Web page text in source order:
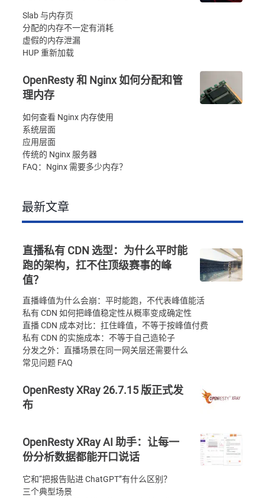
Slab 与内存页
分配的内存不一定有消耗
虚假的内存泄漏
HUP 重新加载
OpenResty 和 Nginx 如何分配和管
理内存
如何查看 Nginx 内存使用
系统层面
应用层面
传统的 Nginx 服务器
FAQ：Nginx 需要多少内存？
最新文章
直播私有 CDN 选型：为什么平时能
跑的架构，扛不住顶级赛事的峰
值？
直播峰值为什么会崩：平时能跑，不代表峰值能活
私有 CDN 如何把峰值稳定性从概率变成确定性
直播 CDN 成本对比：扛住峰值，不等于按峰值付费
私有 CDN 的实施成本：不等于自己造轮子
分发之外：直播场景在同一网关层还需要什么
常见问题 FAQ
OpenResty XRay 26.7.15 版正式发
布
OpenResty XRay AI 助手：让每一
份分析数据都能开口说话
它和“把报告贴进 ChatGPT”有什么区别？
三个典型场景